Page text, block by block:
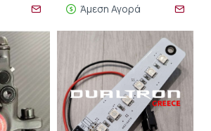
Άμεση Αγορά